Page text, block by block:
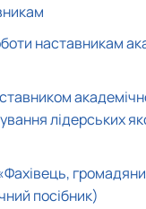
наставникам
лідерських
громадяни
посібник)